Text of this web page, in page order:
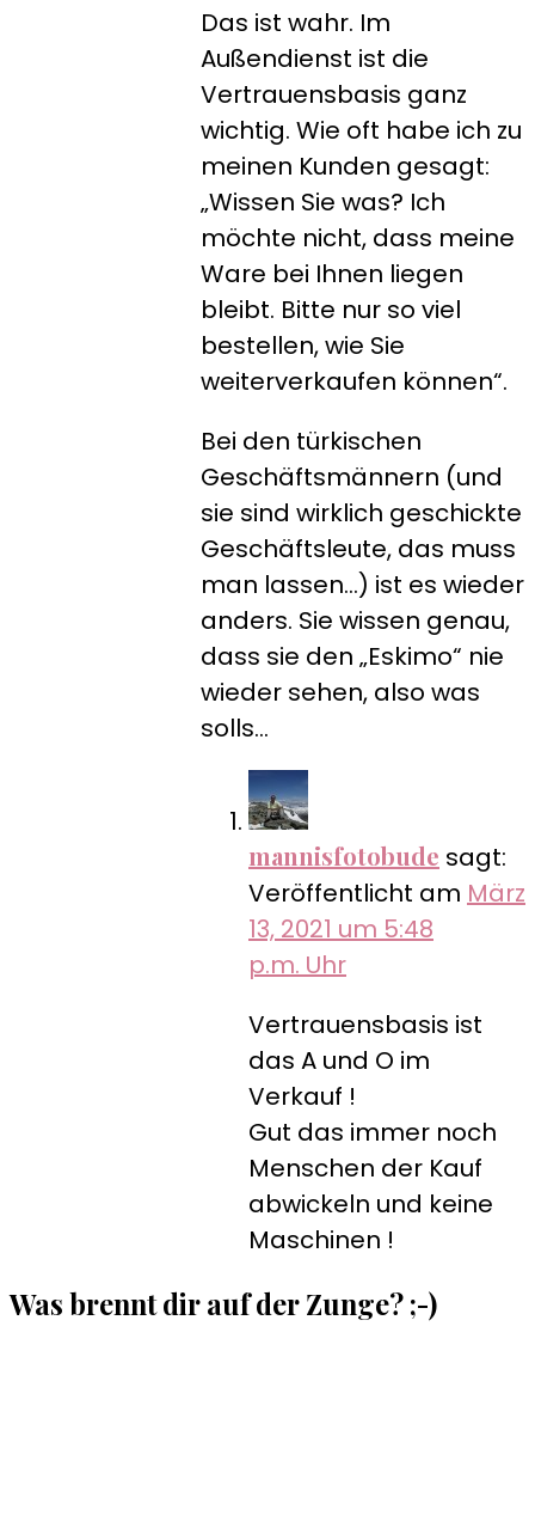
Das ist wahr. Im
Außendienst ist die
Vertrauensbasis ganz
wichtig. Wie oft habe ich zu
meinen Kunden gesagt:
„Wissen Sie was? Ich
möchte nicht, dass meine
Ware bei Ihnen liegen
bleibt. Bitte nur so viel
bestellen, wie Sie
weiterverkaufen können“.
Bei den türkischen
Geschäftsmännern (und
sie sind wirklich geschickte
Geschäftsleute, das muss
man lassen…) ist es wieder
anders. Sie wissen genau,
dass sie den „Eskimo“ nie
wieder sehen, also was
solls…
mannisfotobude sagt:
Veröffentlicht am März
13, 2021 um 5:48
p.m. Uhr
Vertrauensbasis ist
das A und O im
Verkauf !
Gut das immer noch
Menschen der Kauf
abwickeln und keine
Maschinen !
Was brennt dir auf der Zunge? ;-)